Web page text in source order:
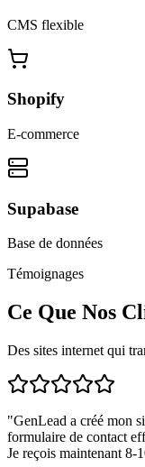
CMS flexible
Shopify
E-commerce
Supabase
Base de données
Témoignages
Ce Que Nos
Des sites internet qui
"GenLead a créé mon
formulaire de contact
Je reçois maintenant 8-